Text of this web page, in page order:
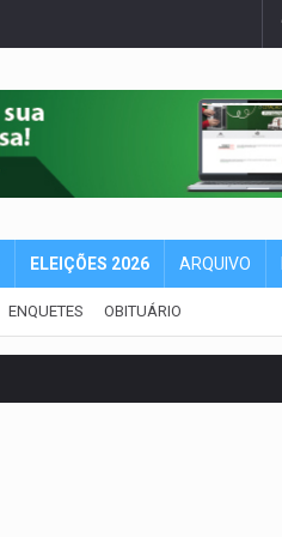
ELEIÇÕES 2026 ARQUIVO
ENQUETES OBITUÁRIO